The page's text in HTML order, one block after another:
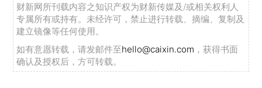
财新网所刊载内容之知识产权为财新传媒及/或相关权利人
专属所有或持有。未经许可，禁止进行转载、摘编、复制及
建立镜像等任何使用。
如有意愿转载，请发邮件至hello@caixin.com ，获得书面
确认及授权后，方可转载。